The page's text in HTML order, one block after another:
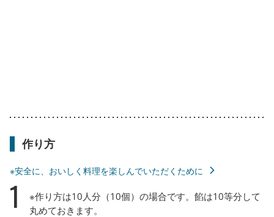
作り方
※安全に、おいしく料理を楽しんでいただくために
1
※作り方は10人分（10個）の場合です。餡は10等分して
丸めておきます。